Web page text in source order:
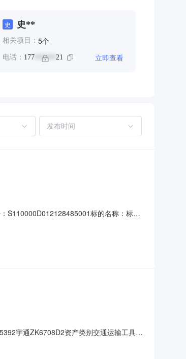
史 史**
相关项目： 5个
电话： 177 ****** 21 立即查看
S110000D012128485001标的名称：标的
抵押情况：资产来源
宇通ZK6708D2资产类别交通运输工具转
作为车辆现状的法律依据和